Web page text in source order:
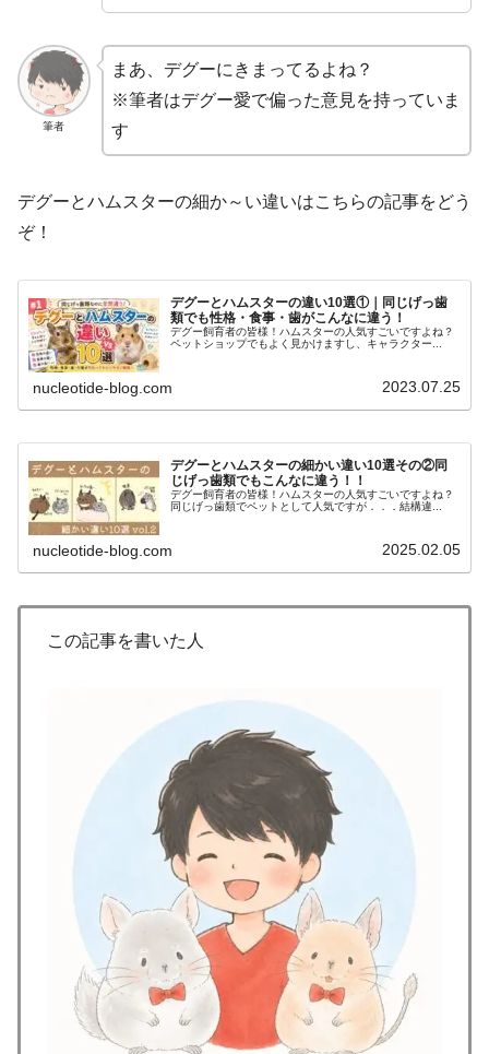
筆者
まあ、デグーにきまってるよね？
※筆者はデグー愛で偏った意見を持っていま
す
デグーとハムスターの細か～い違いはこちらの記事をどう
ぞ！
デグーとハムスターの違い10選①｜同じげっ歯
類でも性格・食事・歯がこんなに違う！
デグー飼育者の皆様！ハムスターの人気すごいですよね？
ペットショップでもよく見かけますし、キャラクター...
nucleotide-blog.com 2023.07.25
デグーとハムスターの細かい違い10選その②同
じげっ歯類でもこんなに違う！！
デグー飼育者の皆様！ハムスターの人気すごいですよね？
同じげっ歯類でペットとして人気ですが．．．結構違...
nucleotide-blog.com 2025.02.05
この記事を書いた人